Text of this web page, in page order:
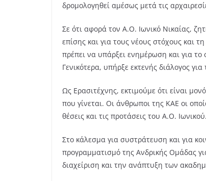
δρομολογηθεί αμέσως μετά τις
Σε ότι αφορά τον Α.Ο. Ιωνικό Νικαίας,
επίσης και για τους νέους στόχους και
πρέπει να υπάρξει ενημέρωση και για
Γενικότερα, υπήρξε εκτενής διάλογος
Ως Ερασιτέχνης, εκτιμούμε ότι είναι
που γίνεται. Οι άνθρωποι της ΚΑΕ οι
θέσεις και τις προτάσεις του Α.Ο. Ιωνικού.
Στο κάλεσμα για συστράτευση και για
προγραμματισμό της Ανδρικής Ομάδας
διαχείριση και την ανάπτυξη των